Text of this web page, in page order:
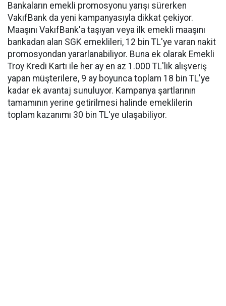
Bankaların emekli promosyonu yarışı sürerken
VakıfBank da yeni kampanyasıyla dikkat çekiyor.
Maaşını VakıfBank'a taşıyan veya ilk emekli maaşını
bankadan alan SGK emeklileri, 12 bin TL'ye varan nakit
promosyondan yararlanabiliyor. Buna ek olarak Emekli
Troy Kredi Kartı ile her ay en az 1.000 TL'lik alışveriş
yapan müşterilere, 9 ay boyunca toplam 18 bin TL'ye
kadar ek avantaj sunuluyor. Kampanya şartlarının
tamamının yerine getirilmesi halinde emeklilerin
toplam kazanımı 30 bin TL'ye ulaşabiliyor.